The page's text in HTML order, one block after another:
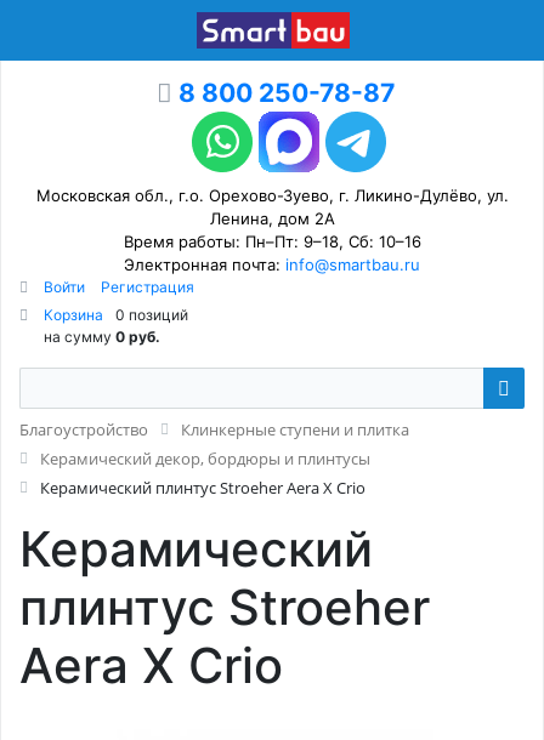
8 800 250-78-87
Московская обл., г.о. Орехово-Зуево, г. Ликино-Дулёво, ул.
Ленина, дом 2А
Время работы: Пн–Пт: 9–18, Сб: 10–16
Электронная почта: info@smartbau.ru
Войти
Регистрация
Корзина
0 позиций
на сумму 0 руб.
Благоустройство
Клинкерные ступени и плитка
Керамический декор, бордюры и плинтусы
Керамический плинтус Stroeher Aera X Crio
Керамический
плинтус Stroeher
Aera X Crio